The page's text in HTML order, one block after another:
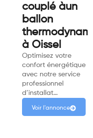
couplé àun
ballon
à Oissel
Optimisez votre
confort énergétique
avec notre service
professionnel
d’installat…
Voir l'annonce